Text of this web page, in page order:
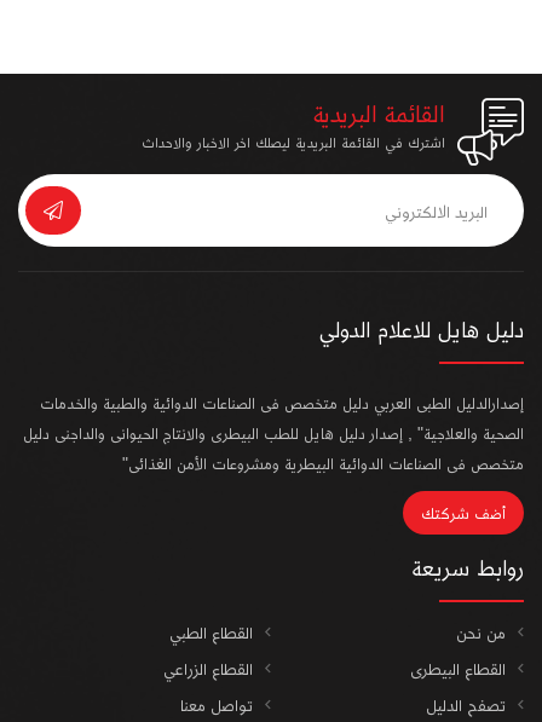
القائمة البريدية
اشترك في القائمة البريدية ليصلك اخر الاخبار والاحداث
دليل هايل للاعلام الدولي
إصدارالدليل الطبى العربي دليل متخصص فى الصناعات الدوائية والطبية والخدمات
الصحية والعلاجية" , إصدار دليل هايل للطب البيطرى والانتاج الحيوانى والداجنى دليل
متخصص فى الصناعات الدوائية البيطرية ومشروعات الأمن الغذائى"
أضف شركتك
روابط سريعة
من نحن
القطاع الطبي
القطاع البيطرى
القطاع الزراعي
تصفح الدليل
تواصل معنا